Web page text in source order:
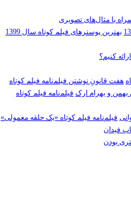
با مثال‌های تصویری
بهترین پوسترهای فیلم کوتاه سال 1399
کنیم؟
هفت قانونِ نوشتن فیلم‌نامه فیلم کوتاه
فیلم‌نامه فیلم کوتاه
فیلم‌نامه فیلم کوتاه «یک حلقه معمولی»